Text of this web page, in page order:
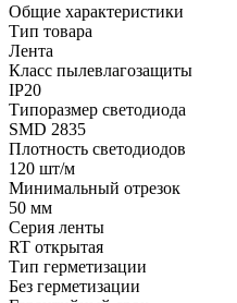
Общие характеристики
Тип товара
Лента
Класс пылевлагозащиты
IP20
Типоразмер светодиода
SMD 2835
Плотность светодиодов
120 шт/м
Минимальный отрезок
50 мм
Серия ленты
RT открытая
Тип герметизации
Без герметизации